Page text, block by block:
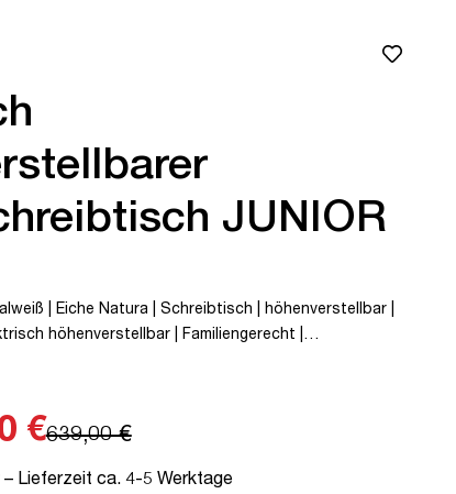
JUNIOR
| Eiche Natura | Schreibtisch | höhenverstellbar |
höhenverstellbar | Familiengerecht |
| Holz | Braun | 5 Jahre Herstellergarantie |
Ergonomie | TÜV© mobiles Arbeiten | bis zu 50 kg |
€639,00 €
– Lieferzeit ca. 4-5 Werktage